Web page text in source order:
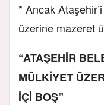
* Ancak
üzerine mazeret
“ATAŞEHİR
MÜLKİYET
İÇİ BOŞ”